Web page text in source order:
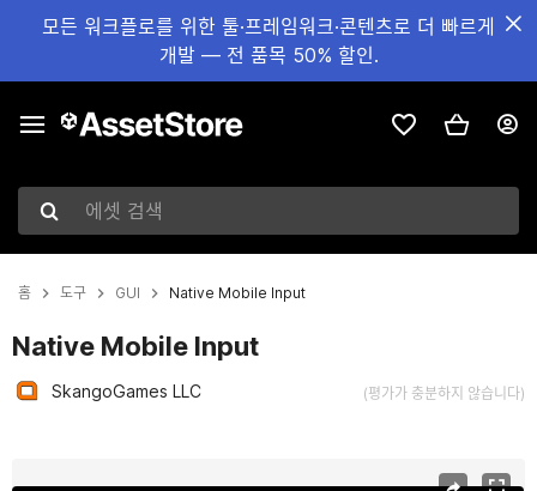
모든 워크플로를 위한 툴·프레임워크·콘텐츠로 더 빠르게
개발 — 전 품목 50% 할인.
에셋 검색
홈 도구 GUI Native Mobile Input
Native Mobile Input
SkangoGames LLC (평가가 충분하지 않습니다)